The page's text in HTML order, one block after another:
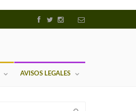
AVISOS LEGALES